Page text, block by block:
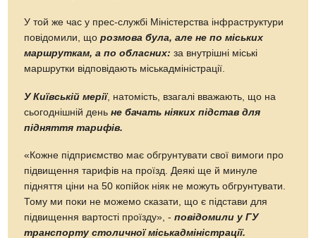
У той же час у прес-службі Міністерства інфраструктури
повідомили, щорозмова була, але не по міських
маршруткам, а по обласних: за внутрішні міські
маршрутки відповідають міськадміністрації.
У Київській мерії, натомість, взагалі вважають, що на
сьогоднішній деньне бачать ніяких підстав для
підняття тарифів.
«Кожне підприємство має обгрунтувати свої вимоги про
підвищення тарифів на проїзд. Деякі ще й минуле
підняття ціни на 50 копійок ніяк не можуть обгрунтувати.
Тому ми поки не можемо сказати, що є підстави для
підвищення вартості проїзду», - повідомили у ГУ
транспорту столичної міськадміністрації.